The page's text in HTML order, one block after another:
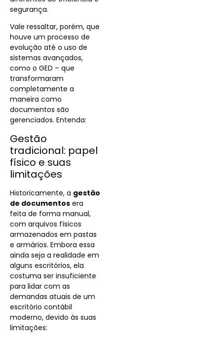
segurança.
Vale ressaltar, porém, que
houve um processo de
evolução até o uso de
sistemas avançados,
como o GED – que
transformaram
completamente a
maneira como
documentos são
gerenciados. Entenda:
Gestão
tradicional: papel
físico e suas
limitações
Historicamente, a gestão
de documentos era
feita de forma manual,
com arquivos físicos
armazenados em pastas
e armários. Embora essa
ainda seja a realidade em
alguns escritórios, ela
costuma ser insuficiente
para lidar com as
demandas atuais de um
escritório contábil
moderno, devido às suas
limitações: